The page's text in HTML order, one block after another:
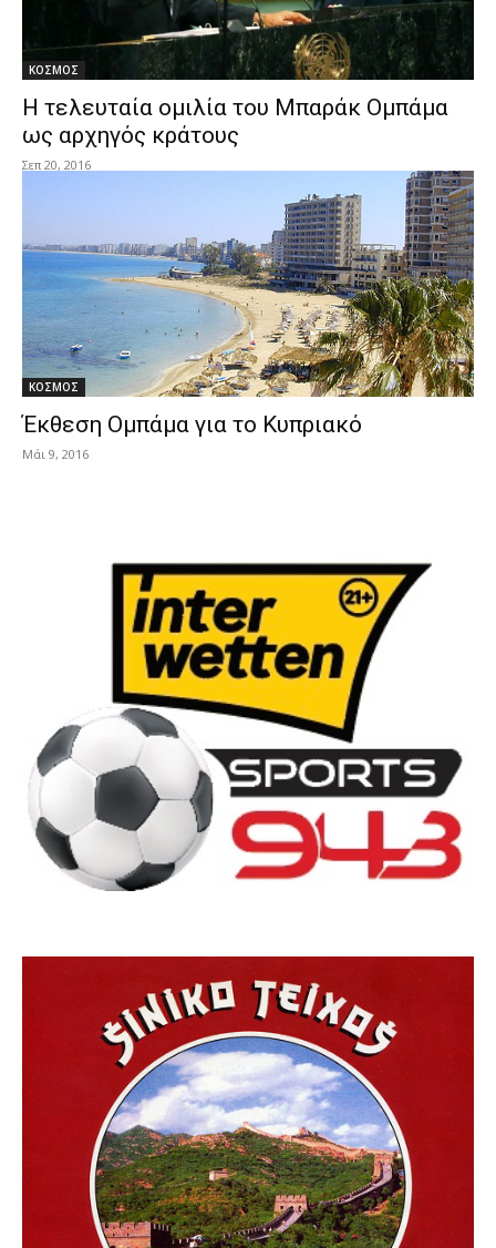
ΚΟΣΜΟΣ
Η τελευταία ομιλία του Μπαράκ Ομπάμα
ως αρχηγός κράτους
Σεπ 20, 2016
ΚΟΣΜΟΣ
Έκθεση Ομπάμα για το Κυπριακό
Μάι 9, 2016